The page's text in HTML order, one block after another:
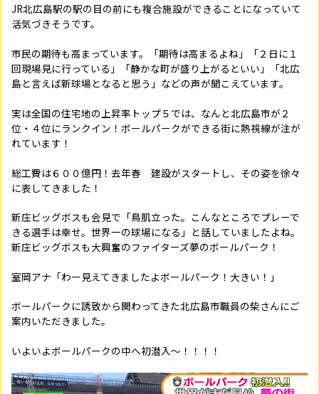
JR北広島駅の駅の目の前にも複合施設ができることになっていて
活気づきそうです。
市民の期待も高まっています。「期待は高まるよね」「２日に１
回現場見に行っている」「静かな町が盛り上がるといい」「北広
島と言えば新球場となると思う」などの声が聞こえています。
実は全国の住宅地の上昇率トップ５では、なんと北広島市が２
位・４位にランクイン！ボールパークができる街に熱視線が注が
れています！
総工費は６００億円！去年春 建設がスタートし、その姿を徐々
に表してきました！
新庄ビッグボスも会見で「鳥肌立った。こんなところでプレーで
きる選手は幸せ。世界一の球場になる」と話していましたよね。
新庄ビッグボスも大興奮のファイターズ夢のボールパーク！
室岡アナ「わー見えてきましたよボールパーク！大きい！」
ボールパークに誘致から関わってきた北広島市職員の柴さんにご
案内いただきました。
いよいよボールパークの中へ初潜入～！！！！